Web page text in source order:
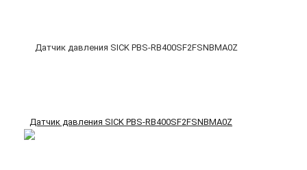
Датчик давления SICK PBS-RB400SF2FSNBMA0Z